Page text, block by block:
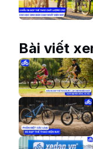
Bài viết